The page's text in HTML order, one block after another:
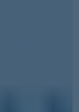
Browser für